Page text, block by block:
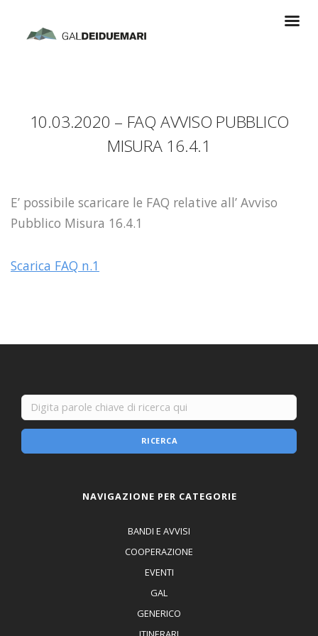
10.03.2020 – FAQ AVVISO PUBBLICO
MISURA 16.4.1
E’ possibile scaricare le FAQ relative all’ Avviso
Pubblico Misura 16.4.1
Scarica FAQ n.1
RICERCA
NAVIGAZIONE PER CATEGORIE
BANDI E AVVISI
COOPERAZIONE
EVENTI
GAL
GENERICO